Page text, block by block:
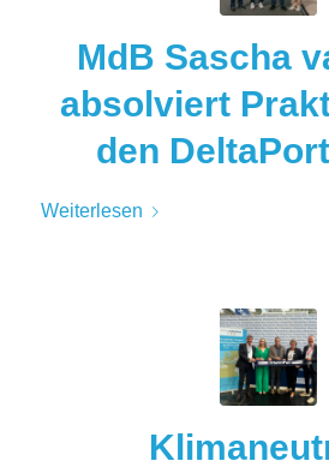
MdB Sascha
absolviert
den
Weiterlesen